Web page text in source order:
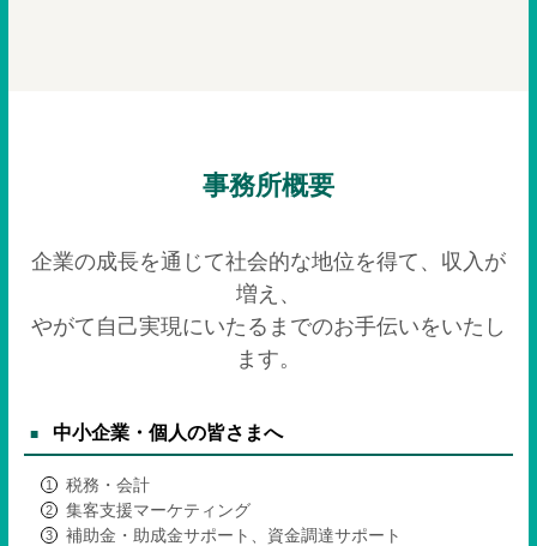
事務所概要
企業の成長を通じて社会的な地位を得て、収入が
増え、
やがて自己実現にいたるまでのお手伝いをいたし
ます。
中小企業・個人の皆さまへ
税務・会計
集客支援マーケティング
補助金・助成金サポート、資金調達サポート